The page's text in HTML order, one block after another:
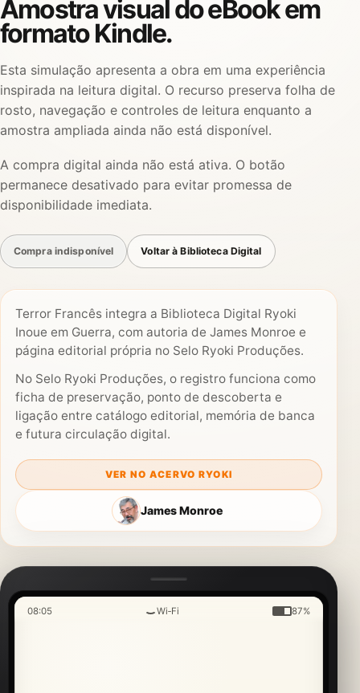
08:05 Wi‑Fi 87%
Amostra visual do eBook em
formato Kindle.
Esta simulação apresenta a obra em uma experiência
inspirada na leitura digital. O recurso preserva folha de
rosto, navegação e controles de leitura enquanto a
amostra ampliada ainda não está disponível.
A compra digital ainda não está ativa. O botão
permanece desativado para evitar promessa de
disponibilidade imediata.
Compra indisponível Voltar à Biblioteca Digital
Terror Francês integra a Biblioteca Digital Ryoki
Inoue em Guerra, com autoria de James Monroe e
página editorial própria no Selo Ryoki Produções.
No Selo Ryoki Produções, o registro funciona como
ficha de preservação, ponto de descoberta e
ligação entre catálogo editorial, memória de banca
e futura circulação digital.
VER NO ACERVO RYOKI
James Monroe